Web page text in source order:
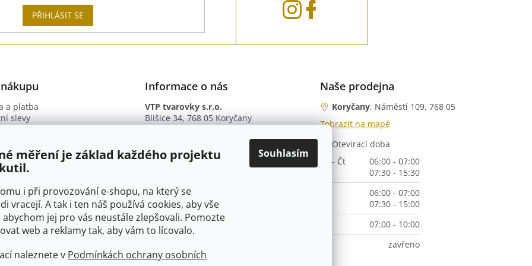
měření je základ každého projektu
i při provozování e-shopu, na který se
vracejí. A tak i ten náš používá cookies, aby vše
jej pro vás neustále zlepšovali. Pomozte
web a reklamy tak, aby vám to lícovalo.
naleznete v Podmínkách ochrany osobních
Souhlasím
PŘIHLÁSIT SE
a platba
slevy
ochrany osobních údajů
Informace o nás
VTP tvarovky s.r.o.
Blišice 34, 768 05 Koryčany
B. ú.: 2301934375/2010 (Fio banka)
Naše prodejna
Koryčany, Náměstí 109, 768 05
Zobrazit na mapě
Otevírací doba
Po - Čt
06:00 - 07:00
07:30 - 15:30
06:00 - 07:00
07:30 - 15:00
07:00 - 10:00
zavřeno